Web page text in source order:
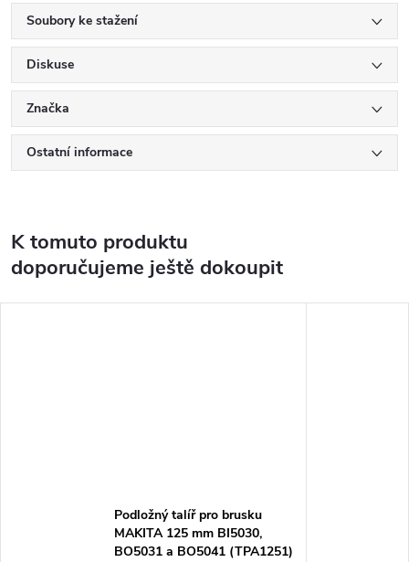
Soubory ke stažení
Diskuse
Značka
Ostatní informace
K tomuto produktu
doporučujeme ještě dokoupit
Podložný talíř pro brusku
MAKITA 125 mm BI5030,
BO5031 a BO5041 (TPA1251)